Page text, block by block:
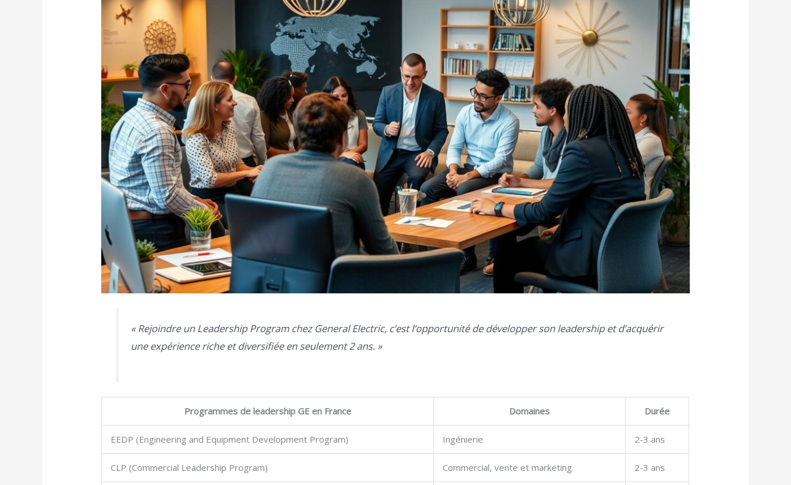
« Rejoindre un Leadership Program chez General Electric, c’est l’opportunité de développer son leadership et d’acquérir
une expérience riche et diversifiée en seulement 2 ans. »
Programmes de leadership GE en France Domaines Durée
EEDP (Engineering and Equipment Development Program) Ingénierie 2-3 ans
CLP (Commercial Leadership Program) Commercial, vente et marketing 2-3 ans